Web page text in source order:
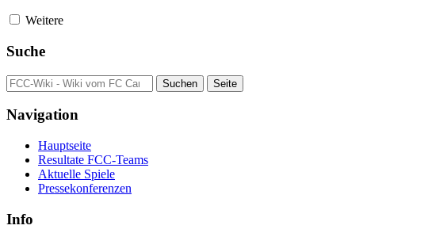
Weitere
Suche
Navigation
Hauptseite
Resultate FCC-Teams
Aktuelle Spiele
Pressekonferenzen
Info